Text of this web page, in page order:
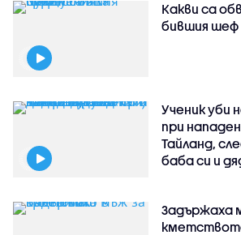
Какви са
бившия шеф
Ученик уби
при
Тайланд,
баба си и
Задържаха